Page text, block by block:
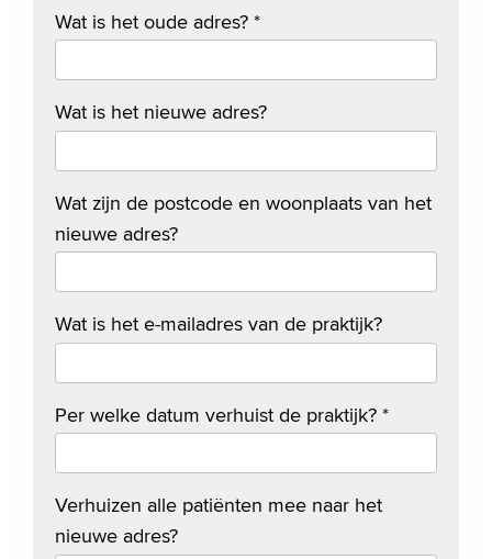
Wat is het oude adres? *
Wat is het nieuwe adres?
Wat zijn de postcode en woonplaats van het
nieuwe adres?
Wat is het e-mailadres van de praktijk?
Per welke datum verhuist de praktijk? *
Verhuizen alle patiënten mee naar het
nieuwe adres?